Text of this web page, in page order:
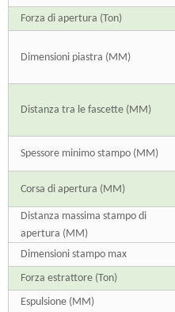
Forza di apertura (Ton)
Dimensioni piastra (MM)
Distanza tra le fascette (MM)
Spessore minimo stampo (MM)
Corsa di apertura (MM)
Distanza massima stampo di
apertura (MM)
Dimensioni stampo max
Forza estrattore (Ton)
Espulsione (MM)